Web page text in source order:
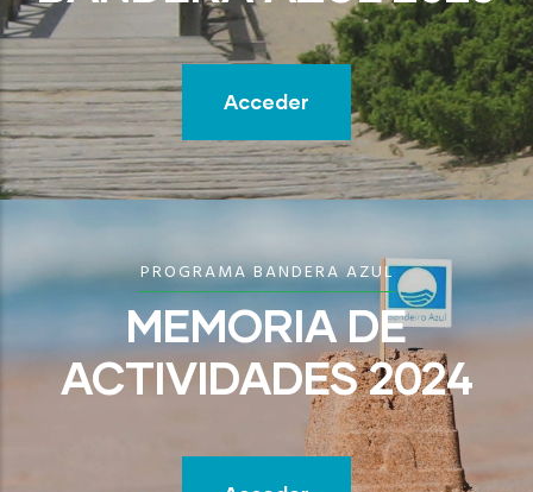
Acceder
PROGRAMA BANDERA AZUL
MEMORIA DE
ACTIVIDADES 2024